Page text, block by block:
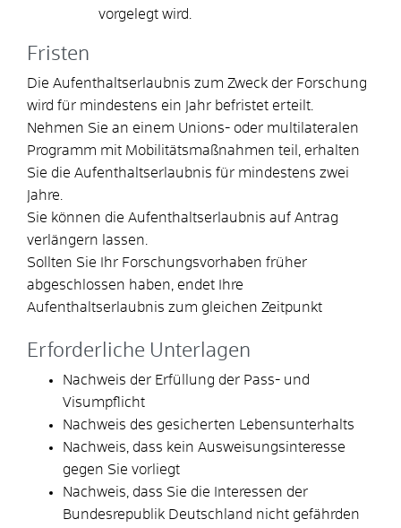
vorgelegt wird.
Fristen
Die Aufenthaltserlaubnis zum Zweck der Forschung
wird für mindestens ein Jahr befristet erteilt.
Nehmen Sie an einem Unions- oder multilateralen
Programm mit Mobilitätsmaßnahmen teil, erhalten
Sie die Aufenthaltserlaubnis für mindestens zwei
Jahre.
Sie können die Aufenthaltserlaubnis auf Antrag
verlängern lassen.
Sollten Sie Ihr Forschungsvorhaben früher
abgeschlossen haben, endet Ihre
Aufenthaltserlaubnis zum gleichen Zeitpunkt
Erforderliche Unterlagen
Nachweis der Erfüllung der Pass- und
Visumpflicht
Nachweis des gesicherten Lebensunterhalts
Nachweis, dass kein Ausweisungsinteresse
gegen Sie vorliegt
Nachweis, dass Sie die Interessen der
Bundesrepublik Deutschland nicht gefährden